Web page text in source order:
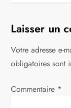
a
t
i
o
Laisser un
Votre adresse e-
obligatoires sont
Commentaire *